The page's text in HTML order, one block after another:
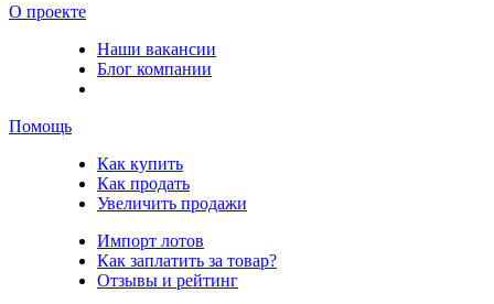
О проекте
Наши вакансии
Блог компании
Помощь
Как купить
Как продать
Увеличить продажи
Импорт лотов
Как заплатить за товар?
Отзывы и рейтинг